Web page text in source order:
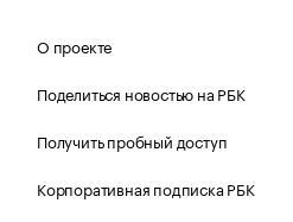
О проекте
Поделиться новостью на РБК
Получить пробный доступ
Корпоративная подписка РБК